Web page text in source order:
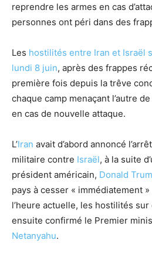
reprendre les armes en cas
personnes ont péri dans des
Les hostilités entre Iran et Israël
lundi 8 juin, après des frappes
première fois depuis la trêve
chaque camp menaçant l’autre
en cas de nouvelle attaque.
L’Iran avait d’abord annoncé
militaire contre Israël, à la suite
président américain, Donald
pays à cesser « immédiatement
l’heure actuelle, les hostilités
ensuite confirmé le Premier
Netanyahu.